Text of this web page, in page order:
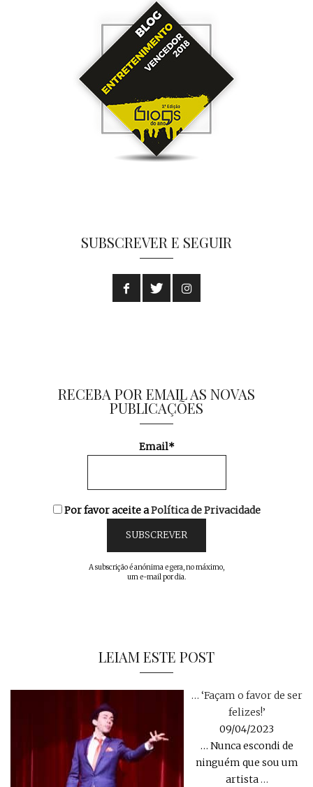
SUBSCREVER E SEGUIR
RECEBA POR EMAIL AS NOVAS
PUBLICAÇÕES
Email*
Por favor aceite aPolítica de Privacidade
A subscrição é anónima e gera, no máximo,
um e-mail por dia.
LEIAM ESTE POST
… ‘Façam o favor de ser
felizes!’
09/04/2023
… Nunca escondi de
ninguém que sou um
artista…